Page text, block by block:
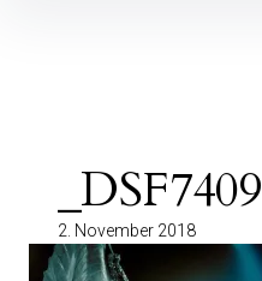
_DSF7409
2. November 2018